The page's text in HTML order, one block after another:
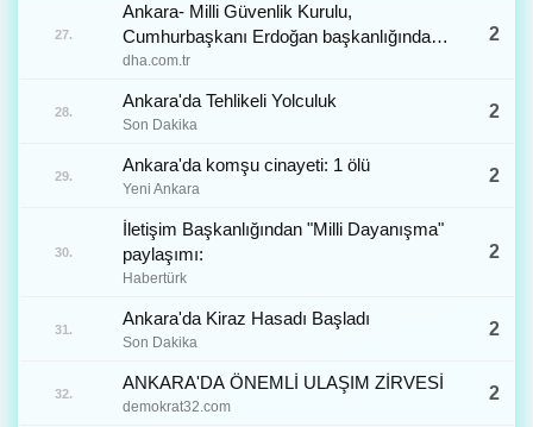
27.
Ankara- Milli Güvenlik Kurulu,
Cumhurbaşkanı Erdoğan başkanlığında
toplandı
dha.com.tr
2
28.
Ankara'da Tehlikeli Yolculuk
Son Dakika
2
29.
Ankara'da komşu cinayeti: 1 ölü
Yeni Ankara
2
30.
İletişim Başkanlığından "Milli Dayanışma"
paylaşımı:
Habertürk
2
31.
Ankara'da Kiraz Hasadı Başladı
Son Dakika
2
32.
ANKARA'DA ÖNEMLİ ULAŞIM ZİRVESİ
demokrat32.com
2